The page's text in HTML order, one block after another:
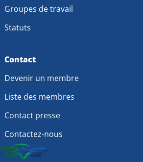
Groupes de travail
Statuts
Contact
Devenir un membre
Liste des membres
Contact presse
Contactez-nous